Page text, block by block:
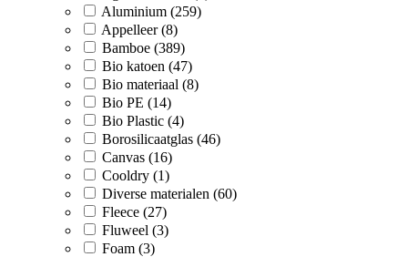
Aluminium (259)
Appelleer (8)
Bamboe (389)
Bio katoen (47)
Bio materiaal (8)
Bio PE (14)
Bio Plastic (4)
Borosilicaatglas (46)
Canvas (16)
Cooldry (1)
Diverse materialen (60)
Fleece (27)
Fluweel (3)
Foam (3)